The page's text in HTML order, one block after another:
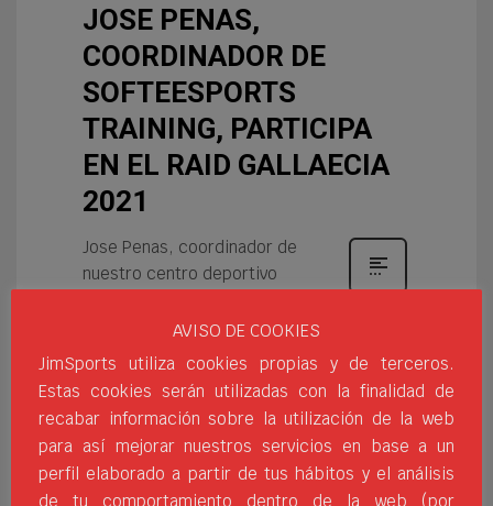
JOSE PENAS,
COORDINADOR DE
SOFTEESPORTS
TRAINING, PARTICIPA
EN EL RAID GALLAECIA
2021
Jose Penas, coordinador de
nuestro centro deportivo
ha participado en el RAID
GALLAECIA 2021, campeonato del mundo
de raids de aventura, junto a su equipo 86
carrera se considera como una de las más
duras dentro del mundo del deporte de
aventura. La edición de 2021
AVISO DE COOKIES
JimSports utiliza cookies propias y de terceros.
Estas cookies serán utilizadas con la finalidad de
recabar información sobre la utilización de la web
para así mejorar nuestros servicios en base a un
perfil elaborado a partir de tus hábitos y el análisis
de tu comportamiento dentro de la web (por